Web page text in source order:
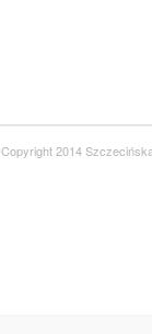
Copyright 2014